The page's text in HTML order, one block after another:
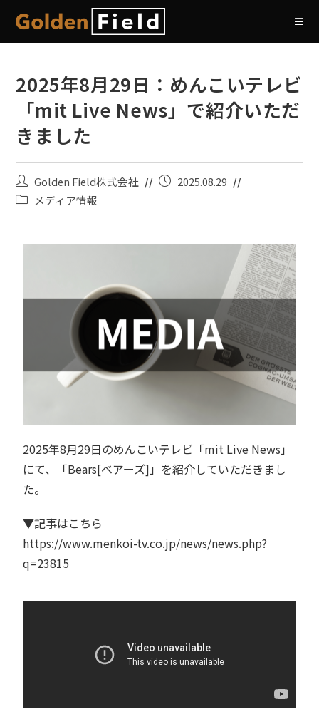
2025年8月29日：めんこいテレビ
「mit Live News」で紹介いただ
きました
Golden Field株式会社
2025.08.29
メディア情報
2025年8月29日のめんこいテレビ「mit Live News」
にて、「Bears[ベアーズ]」を紹介していただきまし
た。
▼記事はこちら
https://www.menkoi-tv.co.jp/news/news.php?
q=23815